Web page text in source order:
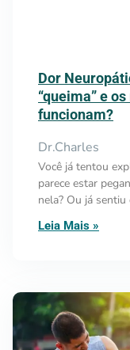
Dor
“queima” e
funcionam?
Dr.Charles
Você já tentou
parece estar
nela? Ou já
Leia Mais »